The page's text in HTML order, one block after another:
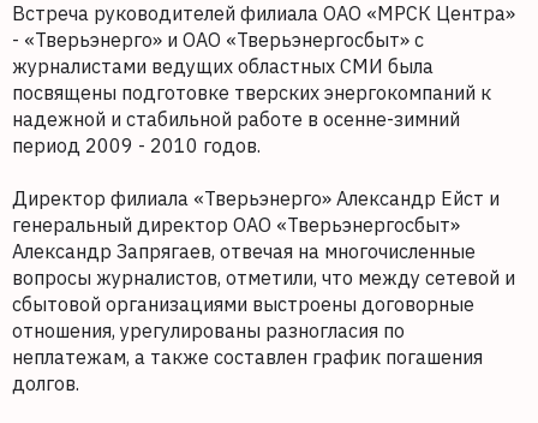
Встреча руководителей филиала ОАО «МРСК Центра»
- «Тверьэнерго» и ОАО «Тверьэнергосбыт» с
журналистами ведущих областных СМИ была
посвящены подготовке тверских энергокомпаний к
надежной и стабильной работе в осенне-зимний
период 2009 - 2010 годов.
Директор филиала «Тверьэнерго» Александр Ейст и
генеральный директор ОАО «Тверьэнергосбыт»
Александр Запрягаев, отвечая на многочисленные
вопросы журналистов, отметили, что между сетевой и
сбытовой организациями выстроены договорные
отношения, урегулированы разногласия по
неплатежам, а также составлен график погашения
долгов.